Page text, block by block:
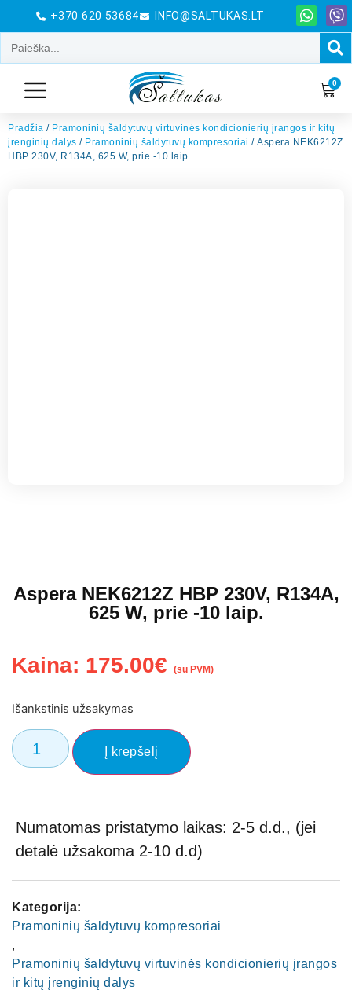
+370 620 53684 INFO@SALTUKAS.LT
0
Pradžia / Pramoninių šaldytuvų virtuvinės kondicionierių įrangos ir kitų
įrenginių dalys / Pramoninių šaldytuvų kompresoriai / Aspera NEK6212Z
HBP 230V, R134A, 625 W, prie -10 laip.
Aspera NEK6212Z HBP 230V, R134A,
625 W, prie -10 laip.
Kaina: 175.00€ (su PVM)
Išankstinis užsakymas
Į krepšelį
Numatomas pristatymo laikas: 2-5 d.d., (jei
detalė užsakoma 2-10 d.d)
Kategorija:
Pramoninių šaldytuvų kompresoriai
,
Pramoninių šaldytuvų virtuvinės kondicionierių įrangos
ir kitų įrenginių dalys